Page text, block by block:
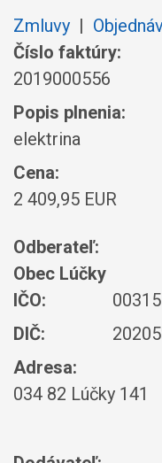
Zmluvy |
Číslo faktúry:
2019000556
Popis plnenia:
elektrina
Cena:
2 409,95 EUR
Odberateľ:
Obec Lúčky
IČO:
DIČ:
Adresa:
034 82 Lúčky 141